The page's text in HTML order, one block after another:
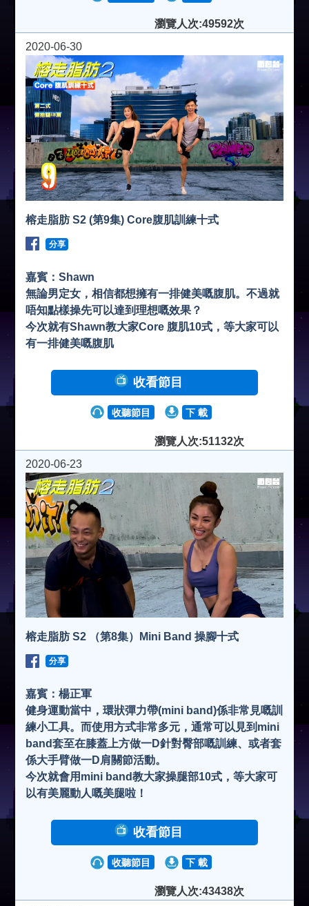
瀏覽人次:49592次
2020-06-30
榕走脂肪 S2 (第9集) Core腹肌訓練十式
分享
嘉賓：Shawn
無論男定女，相信都想擁有一排健美嘅腹肌。不過就
唔知點樣操先可以達到理想嘅效果？
今次就有Shawn教大家Core 腹肌10式，等大家可以
有一排健美嘅腹肌
收看節目
收聽節目 下 載
瀏覽人次:51132次
2020-06-23
榕走脂肪 S2 （第8集）Mini Band 操腳十式
分享
嘉賓：楊正軍
健身運動當中，環狀彈力帶(mini band)係非常見嘅訓
練小工具。而使用方式非常多元，通常可以見到mini
band套至在膝蓋上方做一D針對臀部嘅訓練、或者套
係大手臂做一D肩關節活動。
今次就會用mini band教大家操腿部10式，等大家可
以有美麗動人嘅美腿啦！
收看節目
收聽節目 下 載
瀏覽人次:43438次